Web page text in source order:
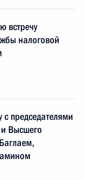
встречу
налоговой
председателями
и Высшего